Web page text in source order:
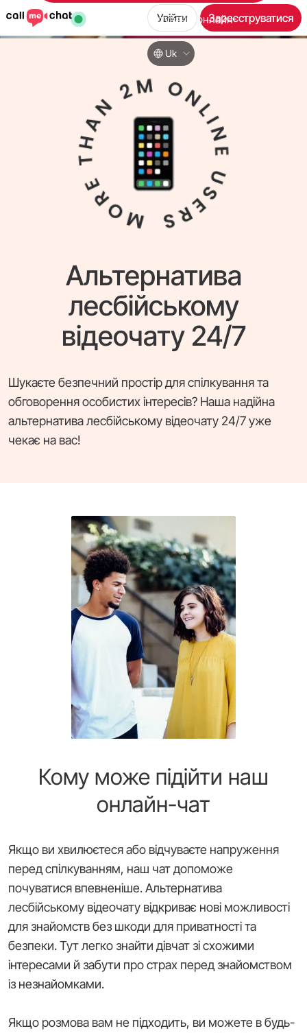
Uk
Увійти Зареєструватися
користувачів онлайн
Альтернатива
лесбійському
відеочату 24/7
Шукаєте безпечний простір для спілкування та
обговорення особистих інтересів? Наша надійна
альтернатива лесбійському відеочату 24/7 уже
чекає на вас!
Кому може підійти наш
онлайн-чат
Якщо ви хвилюєтеся або відчуваєте напруження
перед спілкуванням, наш чат допоможе
почуватися впевненіше. Альтернатива
лесбійському відеочату відкриває нові можливості
для знайомств без шкоди для приватності та
безпеки. Тут легко знайти дівчат зі схожими
інтересами й забути про страх перед знайомством
із незнайомками.
Якщо розмова вам не підходить, ви можете в будь-